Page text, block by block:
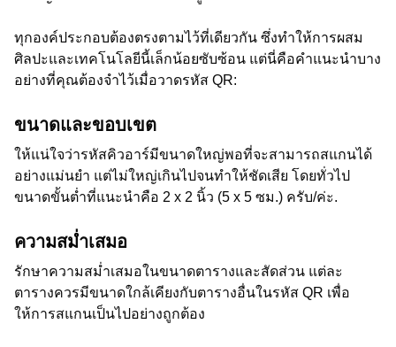
ทุกองค์ประกอบต้องตรงตามไว้ที่เดียวกัน ซึ่งทำให้การผสม
ศิลปะและเทคโนโลยีนี้เล็กน้อยซับซ้อน แต่นี่คือคำแนะนำบาง
อย่างที่คุณต้องจำไว้เมื่อวาดรหัส QR:
ขนาดและขอบเขต
ให้แน่ใจว่ารหัสคิวอาร์มีขนาดใหญ่พอที่จะสามารถสแกนได้
อย่างแม่นยำ แต่ไม่ใหญ่เกินไปจนทำให้ชัดเสีย โดยทั่วไป
ขนาดขั้นต่ำที่แนะนำคือ 2 x 2 นิ้ว (5 x 5 ซม.) ครับ/ค่ะ.
ความสม่ำเสมอ
รักษาความสม่ำเสมอในขนาดตารางและสัดส่วน แต่ละ
ตารางควรมีขนาดใกล้เคียงกับตารางอื่นในรหัส QR เพื่อ
ให้การสแกนเป็นไปอย่างถูกต้อง